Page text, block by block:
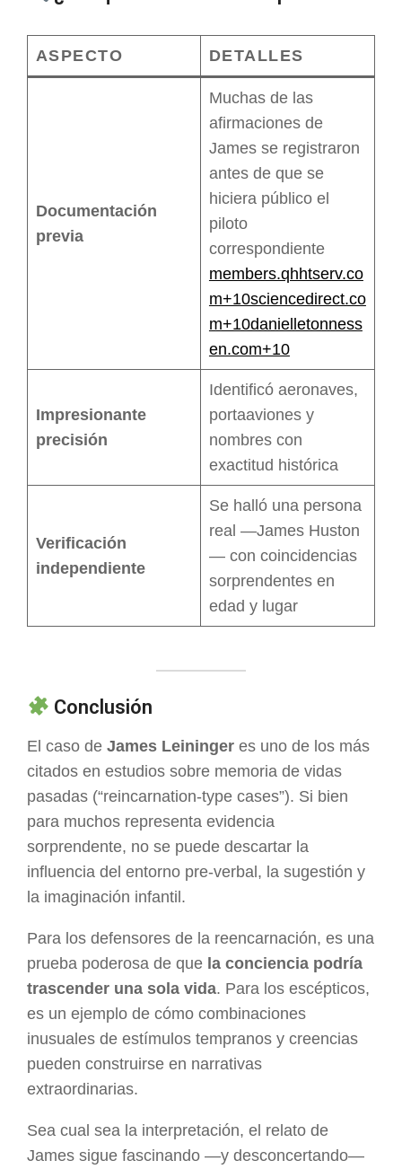
ASPECTO DETALLES
Documentación
previa
Muchas de las
afirmaciones de
James se registraron
antes de que se
hiciera público el
piloto
correspondiente
members.qhhtserv.co
m+10sciencedirect.co
m+10danielletonness
en.com+10
Impresionante
precisión
Identificó aeronaves,
portaaviones y
nombres con
exactitud histórica
Verificación
independiente
Se halló una persona
real —James Huston
— con coincidencias
sorprendentes en
edad y lugar
Conclusión
El caso de James Leininger es uno de los más
citados en estudios sobre memoria de vidas
pasadas (“reincarnation-type cases”). Si bien
para muchos representa evidencia
sorprendente, no se puede descartar la
influencia del entorno pre-verbal, la sugestión y
la imaginación infantil.
Para los defensores de la reencarnación, es una
prueba poderosa de que la conciencia podría
trascender una sola vida. Para los escépticos,
es un ejemplo de cómo combinaciones
inusuales de estímulos tempranos y creencias
pueden construirse en narrativas
extraordinarias.
Sea cual sea la interpretación, el relato de
James sigue fascinando —y desconcertando—